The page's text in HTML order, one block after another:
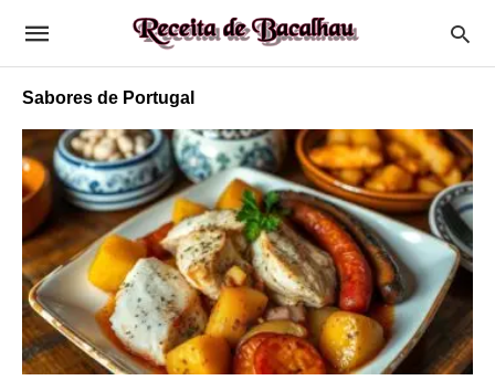
Sabores de Portugal